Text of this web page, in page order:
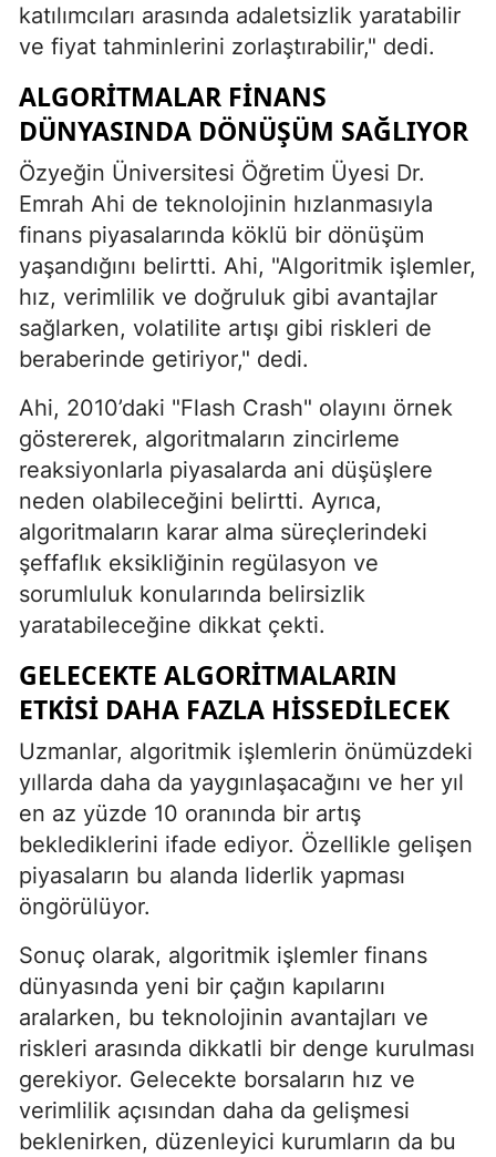
katılımcıları arasında adaletsizlik yaratabilir
ve fiyat tahminlerini zorlaştırabilir," dedi.
ALGORITMALAR FINANS
DÜNYASINDA DÖNÜŞÜM SAĞLIYOR
Özyeğin Üniversitesi Öğretim Üyesi Dr.
Emrah Ahi de teknolojinin hızlanmasıyla
finans piyasalarında köklü bir dönüşüm
yaşandığını belirtti. Ahi, "Algoritmik işlemler,
hız, verimlilik ve doğruluk gibi avantajlar
sağlarken, volatilite artışı gibi riskleri de
beraberinde getiriyor," dedi.
Ahi, 2010’daki "Flash Crash" olayını örnek
göstererek, algoritmaların zincirleme
reaksiyonlarla piyasalarda ani düşüşlere
neden olabileceğini belirtti. Ayrıca,
algoritmaların karar alma süreçlerindeki
şeffaflık eksikliğinin regülasyon ve
sorumluluk konularında belirsizlik
yaratabileceğine dikkat çekti.
GELECEKTE ALGORITMALARIN
ETKISI DAHA FAZLA HISSEDILECEK
Uzmanlar, algoritmik işlemlerin önümüzdeki
yıllarda daha da yaygınlaşacağını ve her yıl
en az yüzde 10 oranında bir artış
beklediklerini ifade ediyor. Özellikle gelişen
piyasaların bu alanda liderlik yapması
öngörülüyor.
Sonuç olarak, algoritmik işlemler finans
dünyasında yeni bir çağın kapılarını
aralarken, bu teknolojinin avantajları ve
riskleri arasında dikkatli bir denge kurulması
gerekiyor. Gelecekte borsaların hız ve
verimlilik açısından daha da gelişmesi
beklenirken, düzenleyici kurumların da bu